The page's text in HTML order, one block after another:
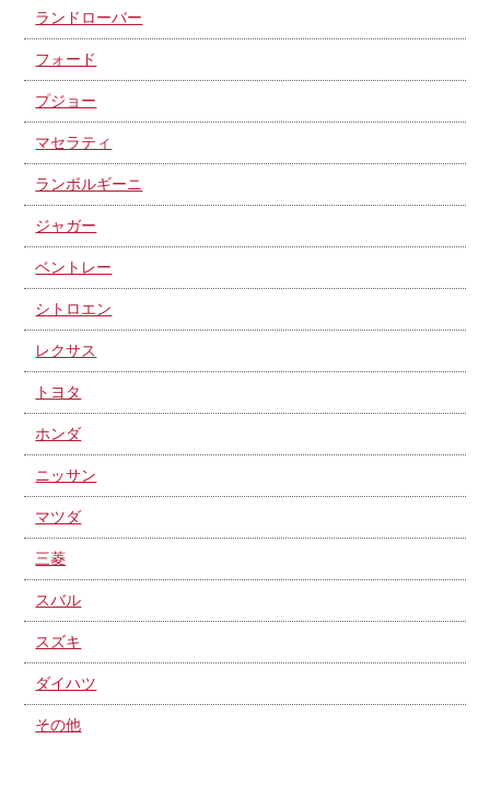
ランドローバー
フォード
プジョー
マセラティ
ランボルギーニ
ジャガー
ベントレー
シトロエン
レクサス
トヨタ
ホンダ
ニッサン
マツダ
三菱
スバル
スズキ
ダイハツ
その他